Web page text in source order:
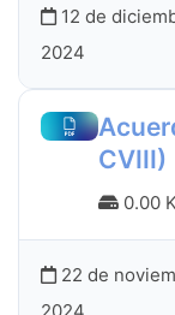
12 de
2024
CVIII)
0.00
22 de
2024